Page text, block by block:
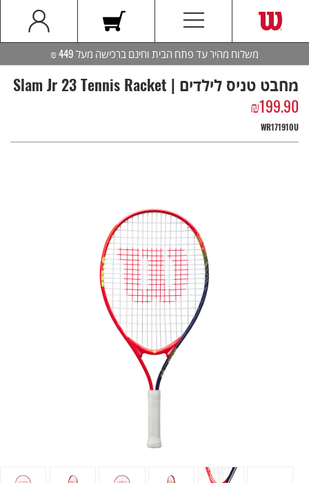
משלוח מהיר עד פתח הבית וחינם ברכישה מעל 449 ₪
מחבט טניס לילדים | Slam Jr 23 Tennis Racket
₪199.90
WR171910U